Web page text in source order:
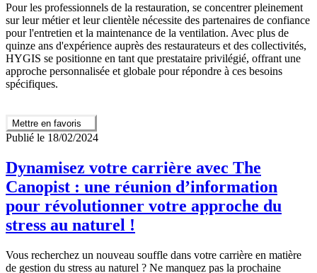
Pour les professionnels de la restauration, se concentrer pleinement
sur leur métier et leur clientèle nécessite des partenaires de confiance
pour l'entretien et la maintenance de la ventilation. Avec plus de
quinze ans d'expérience auprès des restaurateurs et des collectivités,
HYGIS se positionne en tant que prestataire privilégié, offrant une
approche personnalisée et globale pour répondre à ces besoins
spécifiques.
Mettre en favoris
Publié le 18/02/2024
Dynamisez votre carrière avec The
Canopist : une réunion d’information
pour révolutionner votre approche du
stress au naturel !
Vous recherchez un nouveau souffle dans votre carrière en matière
de gestion du stress au naturel ? Ne manquez pas la prochaine